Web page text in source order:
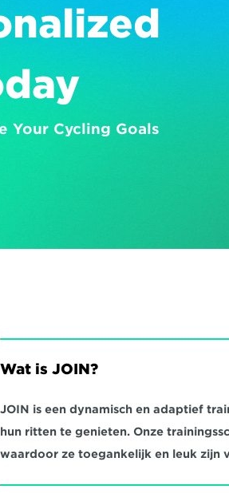
Your Cycling Goals
Wat is JOIN?
JOIN is een dynamisch en adaptief
hun ritten te genieten. Onze
waardoor ze toegankelijk en leuk zijn